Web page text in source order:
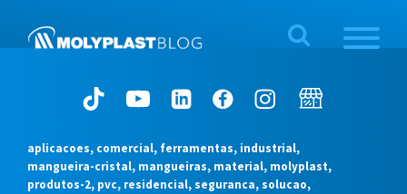
aplicacoes, comercial, ferramentas, industrial,
mangueira-cristal, mangueiras, material, molyplast,
produtos-2, pvc, residencial, seguranca, solucao,